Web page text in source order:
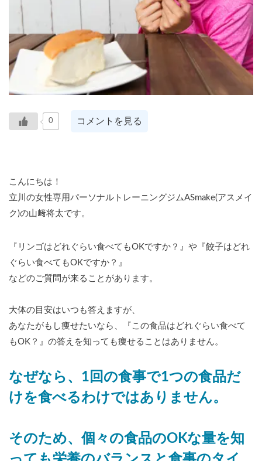
0 コメントを見る
こんにちは！
立川の女性専用パーソナルトレーニングジムASmake(アスメイ
ク)の山﨑将太です。
『リンゴはどれぐらい食べてもOKですか？』や『餃子はどれ
ぐらい食べてもOKですか？』
などのご質問が来ることがあります。
大体の目安はいつも答えますが、
あなたがもし痩せたいなら、『この食品はどれぐらい食べて
もOK？』の答えを知っても痩せることはありません。
なぜなら、1回の食事で1つの食品だ
けを食べるわけではありません。
そのため、個々の食品のOKな量を知